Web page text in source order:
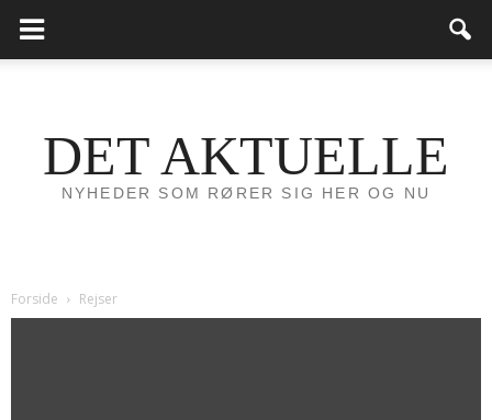
DET AKTUELLE
NYHEDER SOM RØRER SIG HER OG NU
Forside Rejser